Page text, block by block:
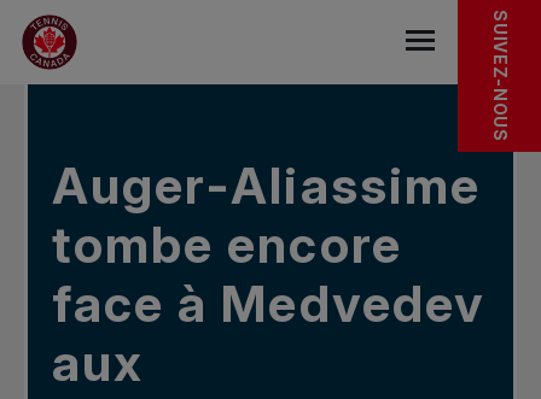
Sauter au menu principal
Sauter au contenu principal
Sauter au pied de page
DANS LES NOUVELLES SUIVEZ-NOUS
Auger-Aliassime
tombe encore
face à Medvedev
aux